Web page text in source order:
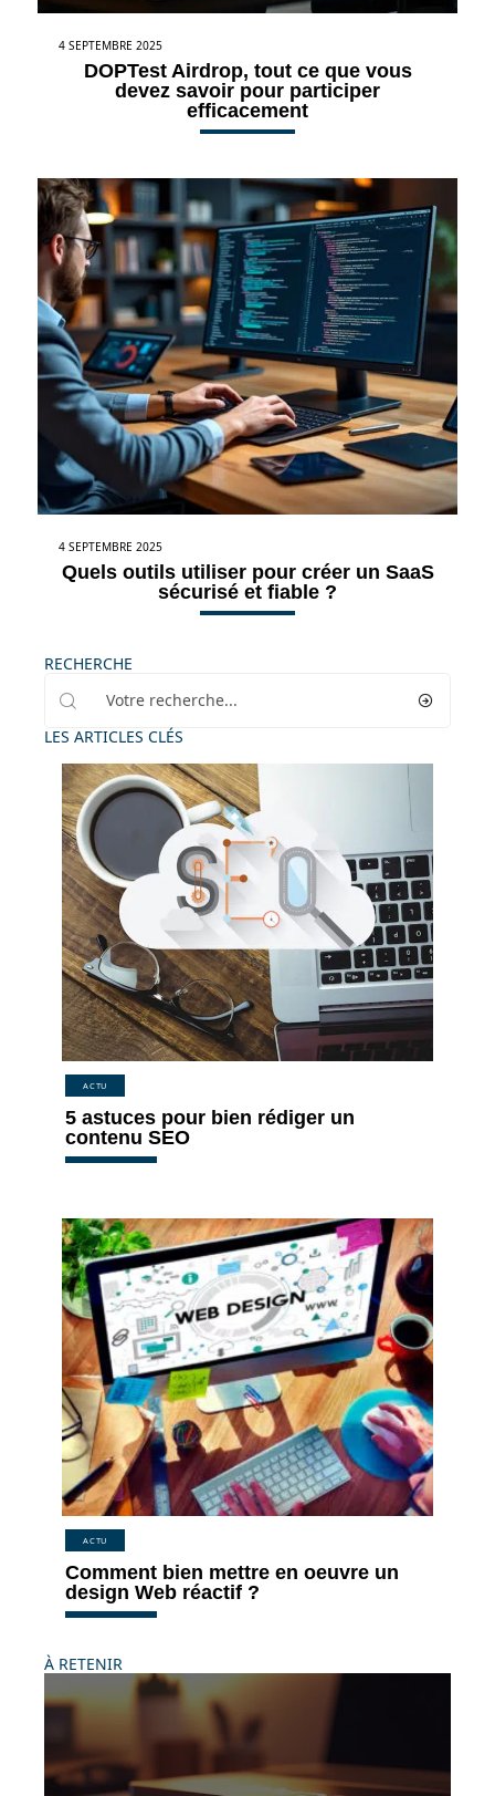
4 SEPTEMBRE 2025
DOPTest Airdrop, tout ce que vous
devez savoir pour participer
efficacement
4 SEPTEMBRE 2025
Quels outils utiliser pour créer un SaaS
sécurisé et fiable ?
RECHERCHE
LES ARTICLES CLÉS
ACTU
5 astuces pour bien rédiger un
contenu SEO
ACTU
Comment bien mettre en oeuvre un
design Web réactif ?
À RETENIR